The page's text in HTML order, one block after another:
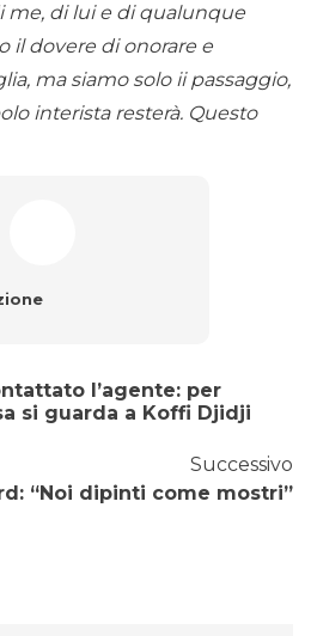
me, di lui e di qualunque
il dovere di onorare e
ma siamo solo ii passaggio,
interista resterà. Questo
l’agente: per
si guarda a Koffi Djidji
Successivo
“Noi dipinti come mostri”